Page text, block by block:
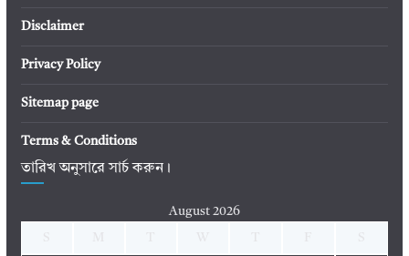
Disclaimer
Privacy Policy
Sitemap page
Terms & Conditions
তারিখ অনুসারে সার্চ করুন।
August 2026